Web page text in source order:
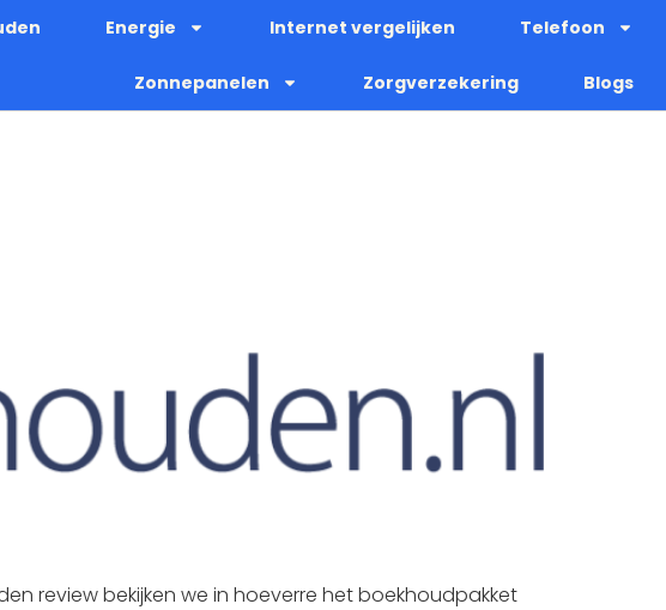
Energie Internet vergelijken Telefoon
Zonnepanelen Zorgverzekering Blogs
review bekijken we in hoeverre het boekhoudpakket